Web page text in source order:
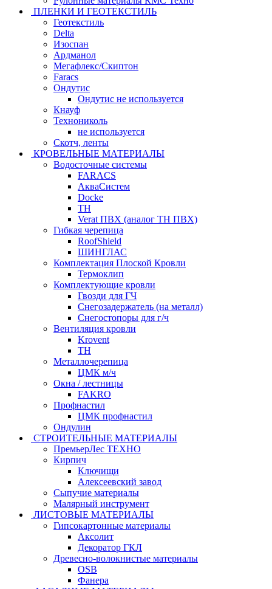
ПЛЕНКИ И ГЕОТЕКСТИЛЬ
Геотекстиль
Delta
Изоспан
Ардманол
Мегафлекс/Скиптон
Faracs
Ондутис
Ондутис не используется
Кнауф
Технониколь
не используется
Скотч, ленты
КРОВЕЛЬНЫЕ МАТЕРИАЛЫ
Водосточные системы
FARACS
АкваСистем
Docke
ТН
Verat ПВХ (аналог ТН ПВХ)
Гибкая черепица
RoofShield
ШИНГЛАС
Комплектация Плоской Кровли
Термоклип
Комплектующие кровли
Гвозди для ГЧ
Снегозадержатель (на металл)
Снегостопоры для г/ч
Вентиляция кровли
Krovent
ТН
Металлочерепица
ЦМК м/ч
Окна / лестницы
FAKRO
Профнастил
ЦМК профнастил
Ондулин
СТРОИТЕЛЬНЫЕ МАТЕРИАЛЫ
ПремьерЛес ТЕХНО
Кирпич
Ключищи
Алексеевский завод
Сыпучие материалы
Малярный инструмент
ЛИСТОВЫЕ МАТЕРИАЛЫ
Гипсокартонные материалы
Аксолит
Декоратор ГКЛ
Древесно-волокнистые материалы
OSB
Фанера